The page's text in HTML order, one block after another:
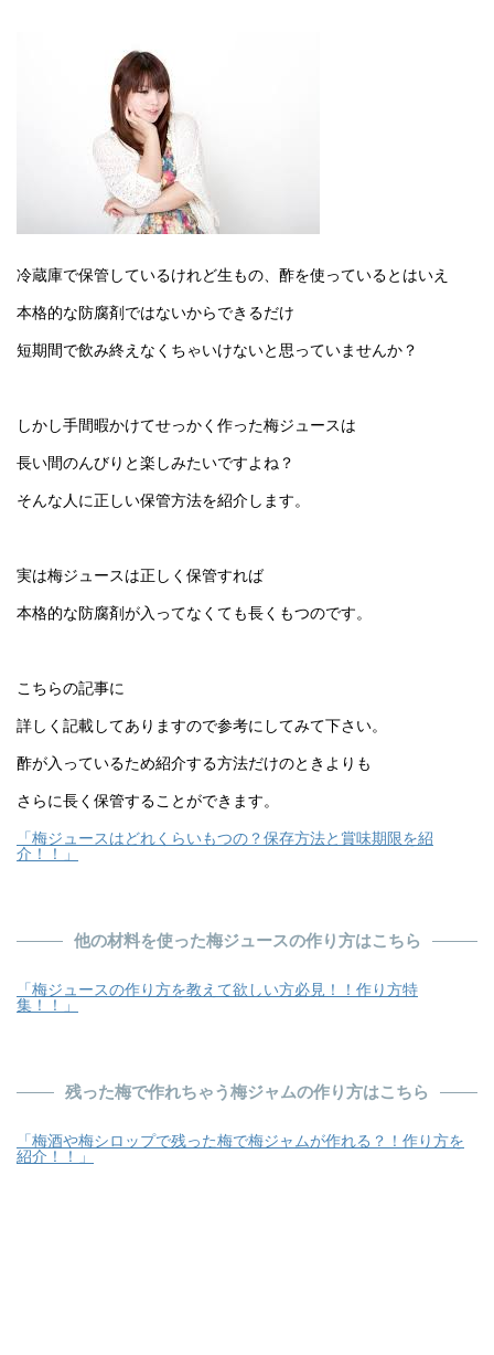
冷蔵庫で保管しているけれど生もの、酢を使っているとはいえ
本格的な防腐剤ではないからできるだけ
短期間で飲み終えなくちゃいけないと思っていませんか？
しかし手間暇かけてせっかく作った梅ジュースは
長い間のんびりと楽しみたいですよね？
そんな人に正しい保管方法を紹介します。
実は梅ジュースは正しく保管すれば
本格的な防腐剤が入ってなくても長くもつのです。
こちらの記事に
詳しく記載してありますので参考にしてみて下さい。
酢が入っているため紹介する方法だけのときよりも
さらに長く保管することができます。
「梅ジュースはどれくらいもつの？保存方法と賞味期限を紹
介！！」
他の材料を使った梅ジュースの作り方はこちら
「梅ジュースの作り方を教えて欲しい方必見！！作り方特
集！！」
残った梅で作れちゃう梅ジャムの作り方はこちら
「梅酒や梅シロップで残った梅で梅ジャムが作れる？！作り方を
紹介！！」